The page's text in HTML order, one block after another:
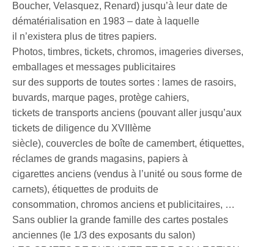
Boucher, Velasquez, Renard) jusqu’à leur date de
dématérialisation en 1983 – date à laquelle
il n’existera plus de titres papiers.
Photos, timbres, tickets, chromos, imageries diverses,
emballages et messages publicitaires
sur des supports de toutes sortes : lames de rasoirs,
buvards, marque pages, protège cahiers,
tickets de transports anciens (pouvant aller jusqu’aux
tickets de diligence du XVIIIème
siècle), couvercles de boîte de camembert, étiquettes,
réclames de grands magasins, papiers à
cigarettes anciens (vendus à l’unité ou sous forme de
carnets), étiquettes de produits de
consommation, chromos anciens et publicitaires, …
Sans oublier la grande famille des cartes postales
anciennes (le 1/3 des exposants du salon)